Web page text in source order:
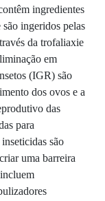
ingredientes
ingeridos pelas
da trofaliaxie
em
(IGR) são
dos ovos e a
das
para
são
uma barreira